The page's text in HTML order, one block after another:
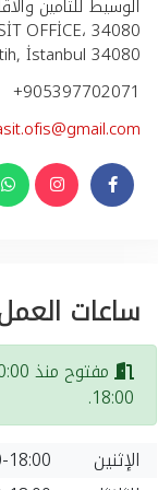
İstanbul 34080
+905397702071
ساعات
18:00.
الإثنين
18:00